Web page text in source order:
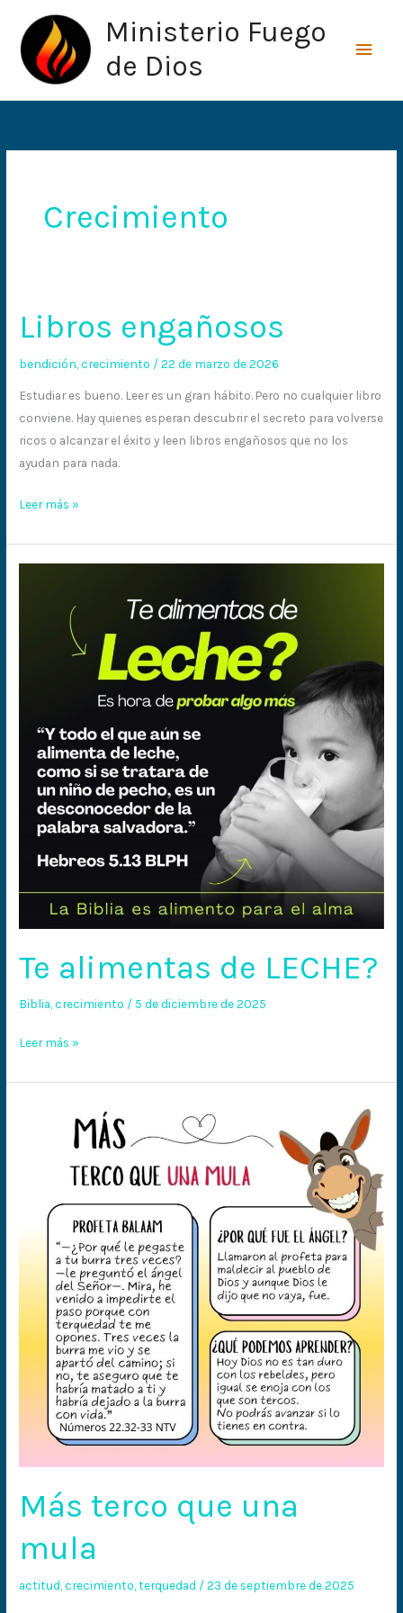
contenido
Ministerio Fuego
de Dios
Crecimiento
Libros engañosos
bendición ,crecimiento /22 de marzo de 2026
Estudiar es bueno. Leer es un gran hábito. Pero no cualquier libro
conviene. Hay quienes esperan descubrir el secreto para volverse
ricos o alcanzar el éxito y leen libros engañosos que no los
ayudan para nada.
Libros
engañosos
Leer más »
Te alimentas de LECHE?
Biblia,crecimiento / 5 de diciembre de 2025
Leer más »
Más terco que una
mula
actitud ,crecimiento ,terquedad /23 de septiembre de 2025